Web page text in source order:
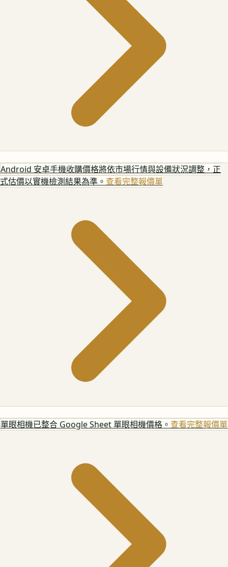
Android 安卓手機收購價格將依市場行情與設備狀況調整，正
式估價以實機檢測結果為準。 查看完整報價單
單眼相機已整合 Google Sheet 單眼相機價格。 查看完整報價單